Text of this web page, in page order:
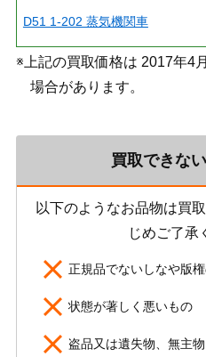
D51 1-202 蒸気機関車
※上記の買取価格は 2017年4
場合があります。
買取できな
以下のようなお品物は買
じめご了承
正規品でないしなや版
状態が著しく悪いもの
盗品又は遺失物、無主